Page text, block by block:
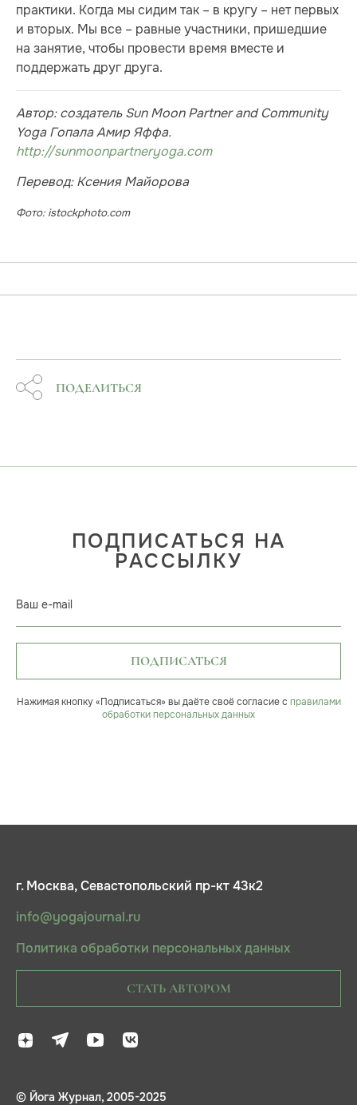
практики. Когда мы сидим так – в кругу – нет первых
и вторых. Мы все – равные участники, пришедшие
на занятие, чтобы провести время вместе и
поддержать друг друга.
Автор: создатель Sun Moon Partner and Community
Yoga Гопала Амир Яффа.
http://sunmoonpartneryoga.com
Перевод: Ксения Майорова
Фото: istockphoto.com
ПОДЕЛИТЬСЯ
ПОДПИСАТЬСЯ НА
РАССЫЛКУ
Ваш e-mail
ПОДПИСАТЬСЯ
Нажимая кнопку «Подписаться» вы даёте своё согласие с правилами
обработки персональных данных
г. Москва, Севастопольский пр-кт 43к2
info@yogajournal.ru
Политика обработки персональных данных
СТАТЬ АВТОРОМ
© Йога Журнал, 2005-2025